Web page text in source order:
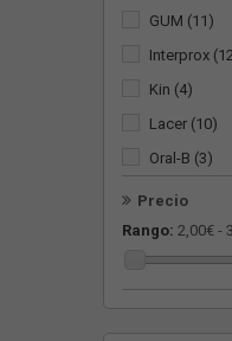
GUM (11)
Interprox
Kin (4)
Lacer (10)
Oral-B (3)
OTC
Parodontax
Parogencyl
Precio
Rango: 2,00€ -